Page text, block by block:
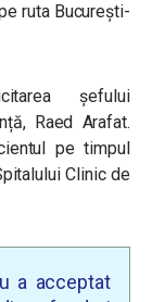
ruta București-
şefului
Raed Arafat.
pe timpul
Clinic de
a acceptat